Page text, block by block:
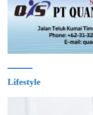
Lifestyle